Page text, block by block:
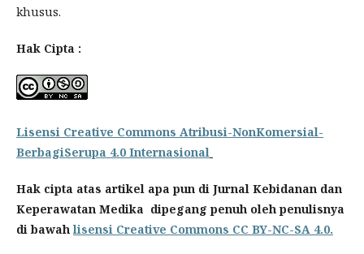
khusus.
Hak Cipta :
Lisensi Creative Commons Atribusi-NonKomersial-
BerbagiSerupa 4.0 Internasional
Hak cipta atas artikel apa pun di Jurnal Kebidanan dan
Keperawatan Medika dipegang penuh oleh penulisnya
di bawahlisensi Creative Commons CC BY-NC-SA 4.0.